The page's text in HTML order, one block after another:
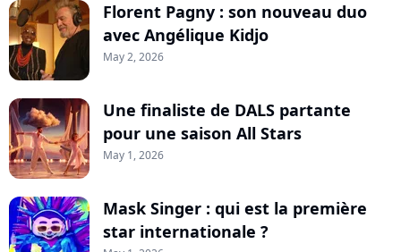
Florent Pagny : son nouveau duo
avec Angélique Kidjo
May 2, 2026
Une finaliste de DALS partante
pour une saison All Stars
May 1, 2026
Mask Singer : qui est la première
star internationale ?